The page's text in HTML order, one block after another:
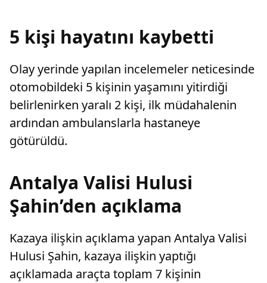
5 kişi hayatını kaybetti
Olay yerinde yapılan incelemeler neticesinde
otomobildeki 5 kişinin yaşamını yitirdiği
belirlenirken yaralı 2 kişi, ilk müdahalenin
ardından ambulanslarla hastaneye
götürüldü.
Antalya Valisi Hulusi
Şahin’den açıklama
Kazaya ilişkin açıklama yapan Antalya Valisi
Hulusi Şahin, kazaya ilişkin yaptığı
açıklamada araçta toplam 7 kişinin